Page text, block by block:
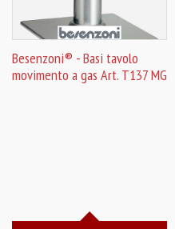
Besenzoni® - Basi tavolo
movimento a gas Art. T137 MG